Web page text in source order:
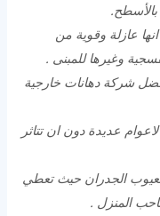
عازلة وقوية من
وغيرها للمبنى .
شركة دهانات خارجية
عديدة دون ان تتاثر
لعيوب الجدران حيث تعطي
المنزل .